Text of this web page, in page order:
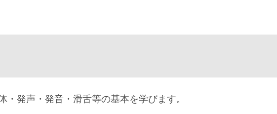
・発声・発音・滑舌等の基本を学びます。